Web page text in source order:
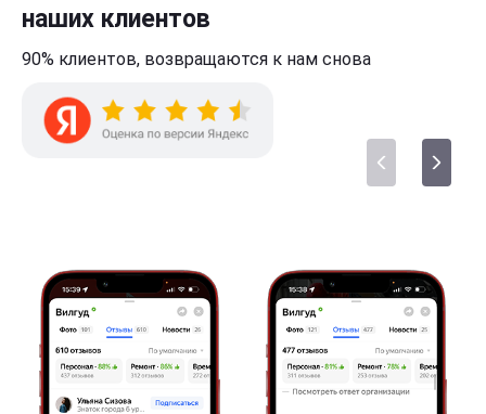
наших клиентов
90% клиентов, возвращаются к нам снова